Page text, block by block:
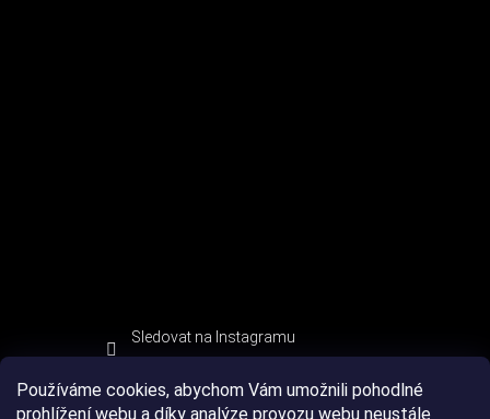
Používáme cookies, abychom Vám umožnili pohodlné
prohlížení webu a díky analýze provozu webu neustále
Sledovat na Instagramu